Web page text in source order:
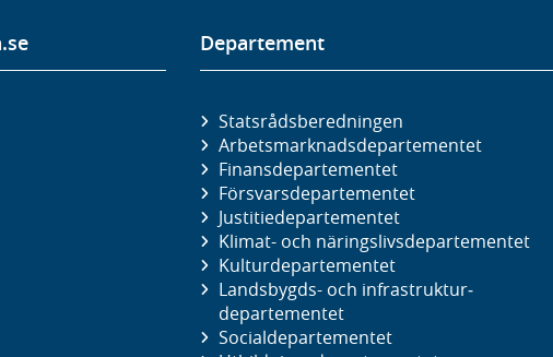
Departement
Statsrådsberedningen
Arbetsmarknads­departementet
Finans­departementet
Försvars­departementet
Justitie­departementet
Klimat- och näringslivs­departementet
Kultur­departementet
Landsbygds- och infrastruktur­
departementet
Social­departementet